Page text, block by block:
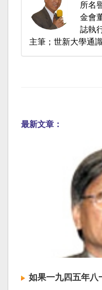
所名
金會
誌執
主筆；世新大學通
最新文章：
如果一九四五年八